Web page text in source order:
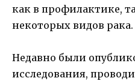
как в профилактике,
некоторых видов рака.
Недавно были
исследования,